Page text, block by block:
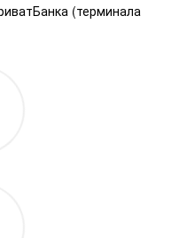
(терминала